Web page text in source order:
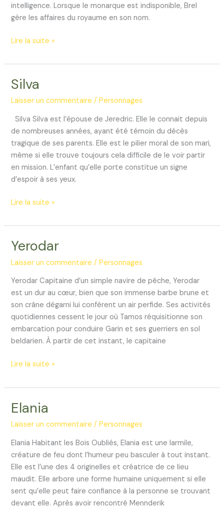
intelligence. Lorsque le monarque est indisponible, Brel
gère les affaires du royaume en son nom.
Brel
Lire la suite »
Silva
Laisser un commentaire /Personnages
Silva Silva est l’épouse de Jeredric. Elle le connait depuis
de nombreuses années, ayant été témoin du décès
tragique de ses parents. Elle est le pilier moral de son mari,
même si elle trouve toujours cela difficile de le voir partir
en mission. L’enfant qu’elle porte constitue un signe
d’espoir à ses yeux.
Silva
Lire la suite »
Yerodar
Laisser un commentaire /Personnages
Yerodar Capitaine d’un simple navire de pêche, Yerodar
est un dur au cœur, bien que son immense barbe brune et
son crâne dégarni lui confèrent un air perfide. Ses activités
quotidiennes cessent le jour où Tamos réquisitionne son
embarcation pour conduire Garin et ses guerriers en sol
beldarien. À partir de cet instant, le capitaine
Yerodar
Lire la suite »
Elania
Laisser un commentaire /Personnages
Elania Habitant les Bois Oubliés, Elania est une larmile,
créature de feu dont l’humeur peu basculer à tout instant.
Elle est l’une des 4 originelles et créatrice de ce lieu
maudit. Elle arbore une forme humaine uniquement si elle
sent qu’elle peut faire confiance à la personne se trouvant
devant elle. Après avoir rencontré Mennderik